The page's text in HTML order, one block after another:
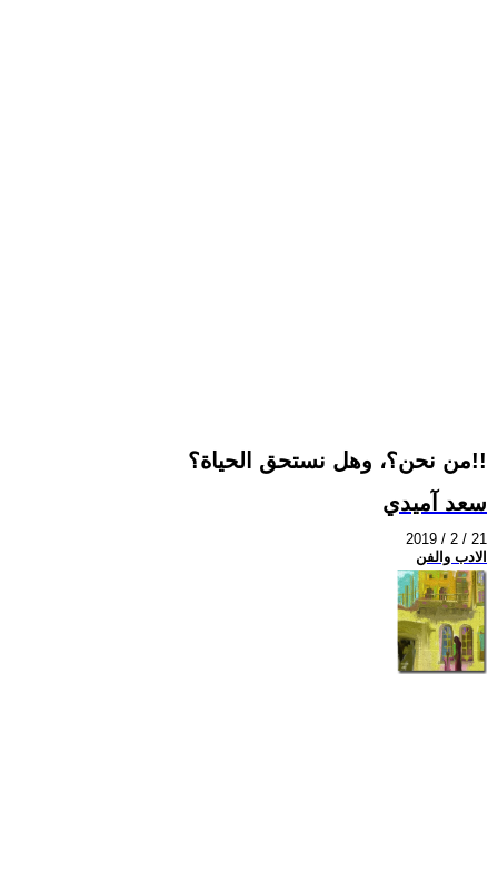
من نحن؟، وهل نستحق الحياة؟!!
سعد آميدي
2019 / 2 / 21
الادب والفن